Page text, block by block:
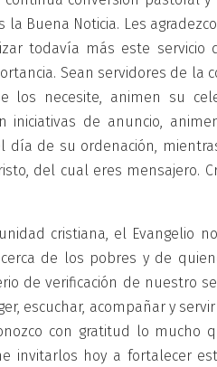
Buena Noticia. Les
todavía más este servicio
Sean servidores de la
necesite, animen su
iniciativas de anuncio,
día de su ordenación,
del cual eres mensajero.
cristiana, el Evangelio
de los pobres y de
de verificación de nuestro
escuchar, acompañar y
con gratitud lo mucho
invitarlos hoy a fortalecer